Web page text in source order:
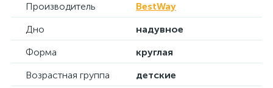
Производитель
BestWay
Дно
надувное
Форма
круглая
Возрастная группа
детские